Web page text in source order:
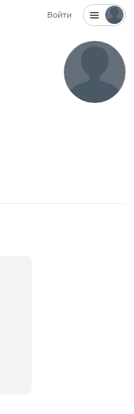
Войти